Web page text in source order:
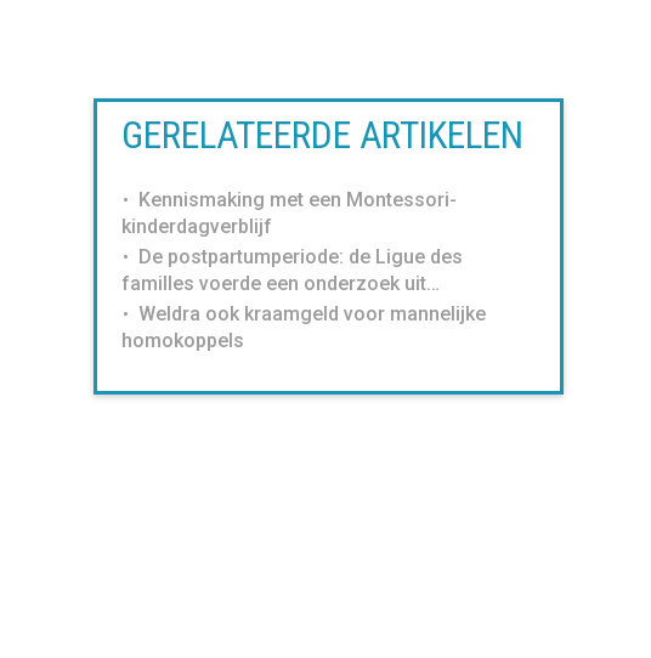
GERELATEERDE ARTIKELEN
Kennismaking met een Montessori-
kinderdagverblijf
De postpartumperiode: de Ligue des
familles voerde een onderzoek uit…
Weldra ook kraamgeld voor mannelijke
homokoppels